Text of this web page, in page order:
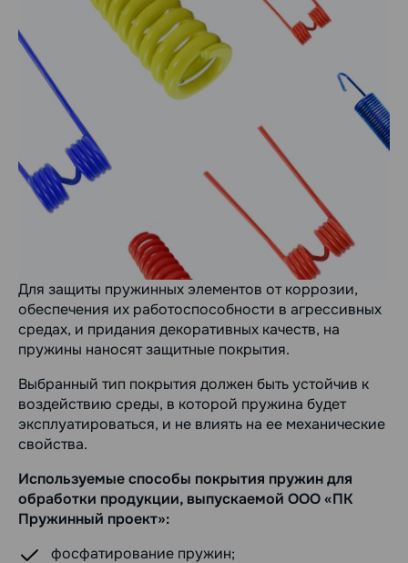
Для защиты пружинных элементов от коррозии,
обеспечения их работоспособности в агрессивных
средах, и придания декоративных качеств, на
пружины наносят защитные покрытия.
Выбранный тип покрытия должен быть устойчив к
воздействию среды, в которой пружина будет
эксплуатироваться, и не влиять на ее механические
свойства.
Используемые способы покрытия пружин для
обработки продукции, выпускаемой ООО «ПК
Пружинный проект»:
фосфатирование пружин;